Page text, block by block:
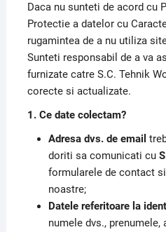
Daca nu sunteti de acord cu
Protectie a datelor cu
rugamintea de a nu utiliza
Sunteti responsabil de a va
furnizate catre S.C. Tehnik
corecte si actualizate.
1. Ce date colectam?
Adresa dvs. de email
doriti sa comunicati cu
formularele de contact
noastre;
Datele referitoare la
numele dvs., prenumele,